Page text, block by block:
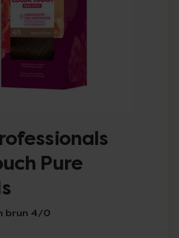
Pure
brun 4/0